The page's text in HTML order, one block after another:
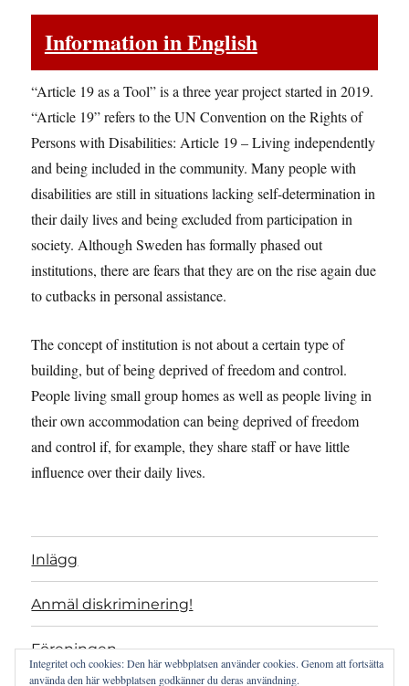
Information in English
“Article 19 as a Tool” is a three year project started in 2019.
“Article 19” refers to the UN Convention on the Rights of
Persons with Disabilities: Article 19 – Living independently
and being included in the community. Many people with
disabilities are still in situations lacking self-determination in
their daily lives and being excluded from participation in
society. Although Sweden has formally phased out
institutions, there are fears that they are on the rise again due
to cutbacks in personal assistance.
The concept of institution is not about a certain type of
building, but of being deprived of freedom and control.
People living small group homes as well as people living in
their own accommodation can being deprived of freedom
and control if, for example, they share staff or have little
influence over their daily lives.
Inlägg
Anmäl diskriminering!
Föreningen
Integritet och cookies: Den här webbplatsen använder cookies. Genom att fortsätta
använda den här webbplatsen godkänner du deras användning.